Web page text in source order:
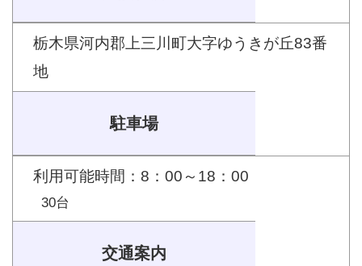
栃木県河内郡上三川町大字ゆうきが丘83番
地
駐車場
利用可能時間：8：00～18：00
30台
交通案内